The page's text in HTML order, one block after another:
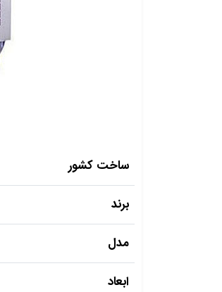
ساخت کشور
برند
مدل
ابعاد